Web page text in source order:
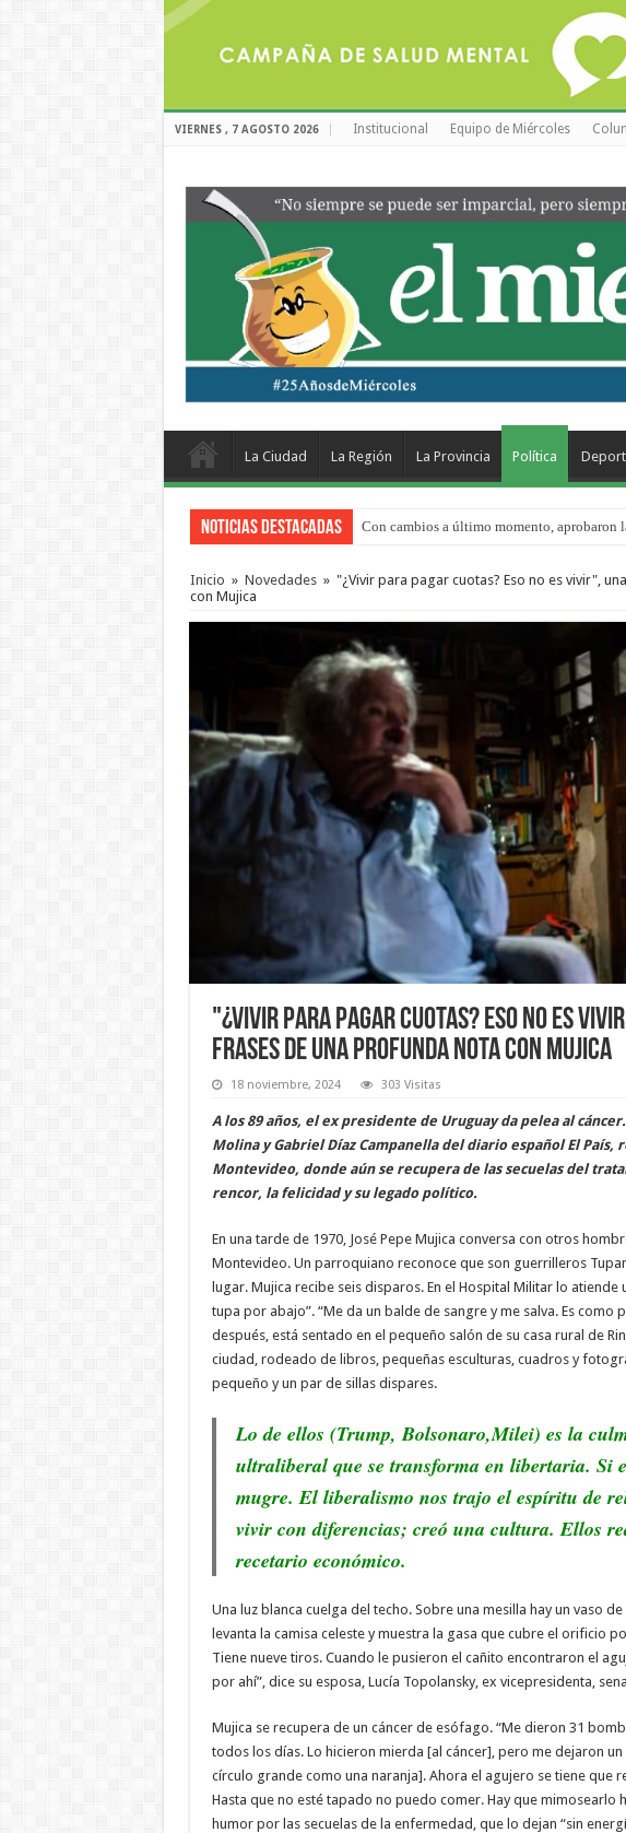
VIERNES , 7 AGOSTO 2026 Institucional Equipo de Miércoles
La Ciudad La Región La Provincia Política
Noticias Destacadas Con cambios a último momento, aprobaron
Inicio » Novedades » "¿Vivir para pagar cuotas? Eso no es vivir",
con Mujica
"¿Vivir para pagar cuotas? Eso no es
frases de una profunda nota con Mujica
18 noviembre, 2024 303 Visitas
A los 89 años, el ex presidente de Uruguay da pelea al
Molina y Gabriel Díaz Campanella del diario español El País,
Montevideo, donde aún se recupera de las secuelas del
rencor, la felicidad y su legado político.
En una tarde de 1970, José Pepe Mujica conversa con otros
Montevideo. Un parroquiano reconoce que son guerrilleros
lugar. Mujica recibe seis disparos. En el Hospital Militar lo atiende
tupa por abajo”. “Me da un balde de sangre y me salva. Es como
después, está sentado en el pequeño salón de su casa rural de
ciudad, rodeado de libros, pequeñas esculturas, cuadros y
pequeño y un par de sillas dispares.
Lo de ellos (Trump, Bolsonaro,Milei) es la
ultraliberal que se transforma en libertaria. Si
mugre. El liberalismo nos trajo el espíritu de
vivir con diferencias; creó una cultura. Ellos
recetario económico.
Una luz blanca cuelga del techo. Sobre una mesilla hay un vaso
levanta la camisa celeste y muestra la gasa que cubre el orificio
Tiene nueve tiros. Cuando le pusieron el cañito encontraron el
por ahí”, dice su esposa, Lucía Topolansky, ex vicepresidenta,
Mujica se recupera de un cáncer de esófago. “Me dieron 31
todos los días. Lo hicieron mierda [al cáncer], pero me dejaron
círculo grande como una naranja]. Ahora el agujero se tiene que
Hasta que no esté tapado no puedo comer. Hay que mimosearlo
humor por las secuelas de la enfermedad, que lo dejan “sin